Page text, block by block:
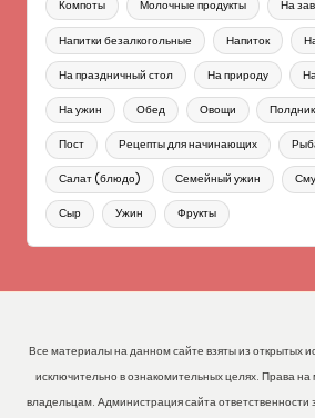
Компоты Молочные продукты На
Напитки безалкогольные Напиток
На праздничный стол На природу
На ужин Обед Овощи Полдник
Пост Рецепты для начинающих
Салат (блюдо) Семейный ужин
Сыр Ужин Фрукты
Все материалы на данном сайте взяты из открытых
исключительно в ознакомительных целях. Права
владельцам. Администрация сайта